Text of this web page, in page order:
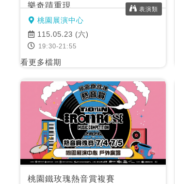
樂奇蹟重現
桃園展演中心
表演類
115.05.23 (六)
19:30-21:55
看更多檔期
桃園鐵玫瑰熱音賞複賽